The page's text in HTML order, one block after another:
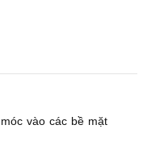
vào các bề mặt